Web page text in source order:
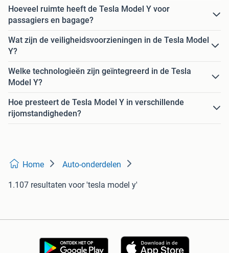
Hoeveel ruimte heeft de Tesla Model Y voor
passagiers en bagage?
Wat zijn de veiligheidsvoorzieningen in de Tesla Model
Y?
Welke technologieën zijn geïntegreerd in de Tesla
Model Y?
Hoe presteert de Tesla Model Y in verschillende
rijomstandigheden?
Home Auto-onderdelen
1.107 resultaten voor 'tesla model y'